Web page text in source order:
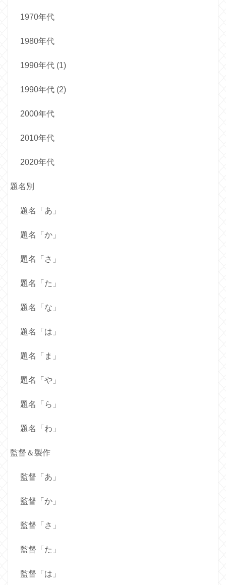
1970年代
1980年代
1990年代 (1)
1990年代 (2)
2000年代
2010年代
2020年代
題名別
題名「あ」
題名「か」
題名「さ」
題名「た」
題名「な」
題名「は」
題名「ま」
題名「や」
題名「ら」
題名「わ」
監督＆製作
監督「あ」
監督「か」
監督「さ」
監督「た」
監督「は」